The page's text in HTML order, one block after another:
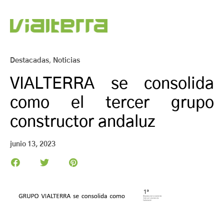
Destacadas, Noticias
VIALTERRA se consolida
como el tercer grupo
constructor andaluz
junio 13, 2023